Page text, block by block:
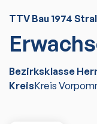
TTV Bau 1974
Bezirksklasse
KreisKreis